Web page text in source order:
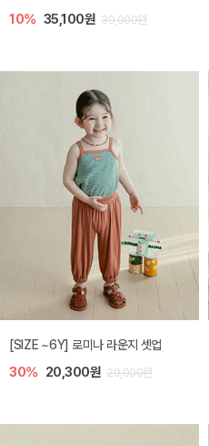
10% 35,100원 39,000원
[SIZE ~6Y] 로미나 라운지 셋업
30% 20,300원 29,000원